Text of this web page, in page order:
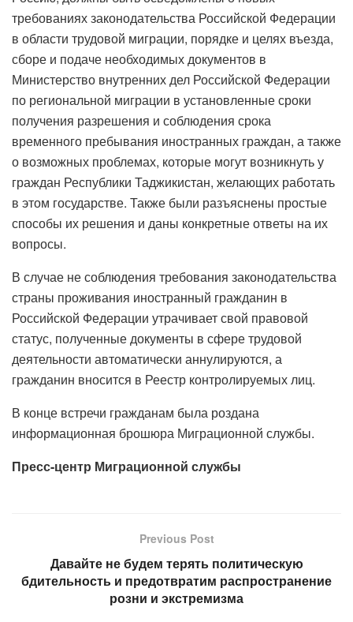
требованиях законодательства Российской Федерации
в области трудовой миграции, порядке и целях въезда,
сборе и подаче необходимых документов в
Министерство внутренних дел Российской Федерации
по региональной миграции в установленные сроки
получения разрешения и соблюдения срока
временного пребывания иностранных граждан, а также
о возможных проблемах, которые могут возникнуть у
граждан Республики Таджикистан, желающих работать
в этом государстве. Также были разъяснены простые
способы их решения и даны конкретные ответы на их
вопросы.
В случае не соблюдения требования законодательства
страны проживания иностранный гражданин в
Российской Федерации утрачивает свой правовой
статус, полученные документы в сфере трудовой
деятельности автоматически аннулируются, а
гражданин вносится в Реестр контролируемых лиц.
В конце встречи гражданам была роздана
информационная брошюра Миграционной службы.
Пресс-центр Миграционной службы
Previous Post
Давайте не будем терять политическую
бдительность и предотвратим распространение
розни и экстремизма